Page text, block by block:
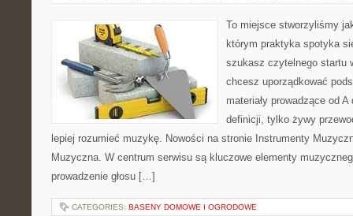
To miejsce stworzyliśmy
którym praktyka spotyka
szukasz czytelnego startu
chcesz uporządkować
materiały prowadzące od
definicji, tylko żywy
lepiej rozumieć muzykę. Nowości na stronie Instrumenty
Muzyczna. W centrum serwisu są kluczowe elementy
prowadzenie głosu […]
CATEGORIES: BASENY DOMOWE I OGRODOWE